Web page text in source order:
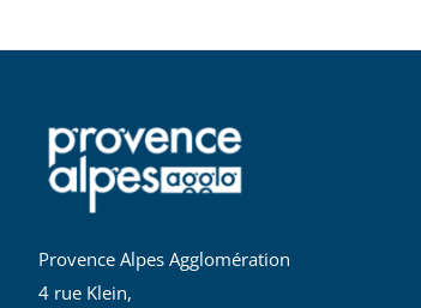
Provence Alpes Agglomération
4 rue Klein,